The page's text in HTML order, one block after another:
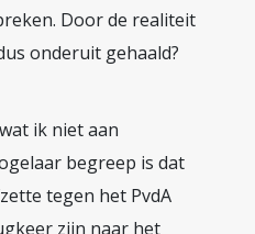
Door de realiteit
onderuit gehaald?
ik niet aan
begreep is dat
tegen het PvdA
zijn naar het